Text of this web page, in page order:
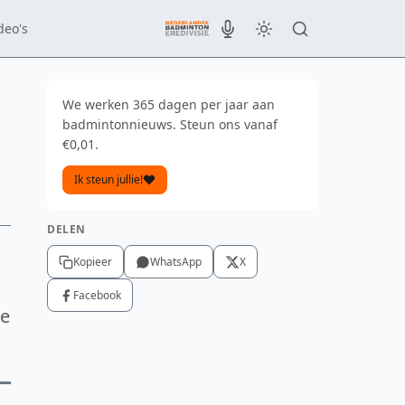
We werken 365 dagen per jaar aan
badmintonnieuws. Steun ons vanaf
€0,01.
Ik steun jullie!
DELEN
Kopieer WhatsApp X
Facebook